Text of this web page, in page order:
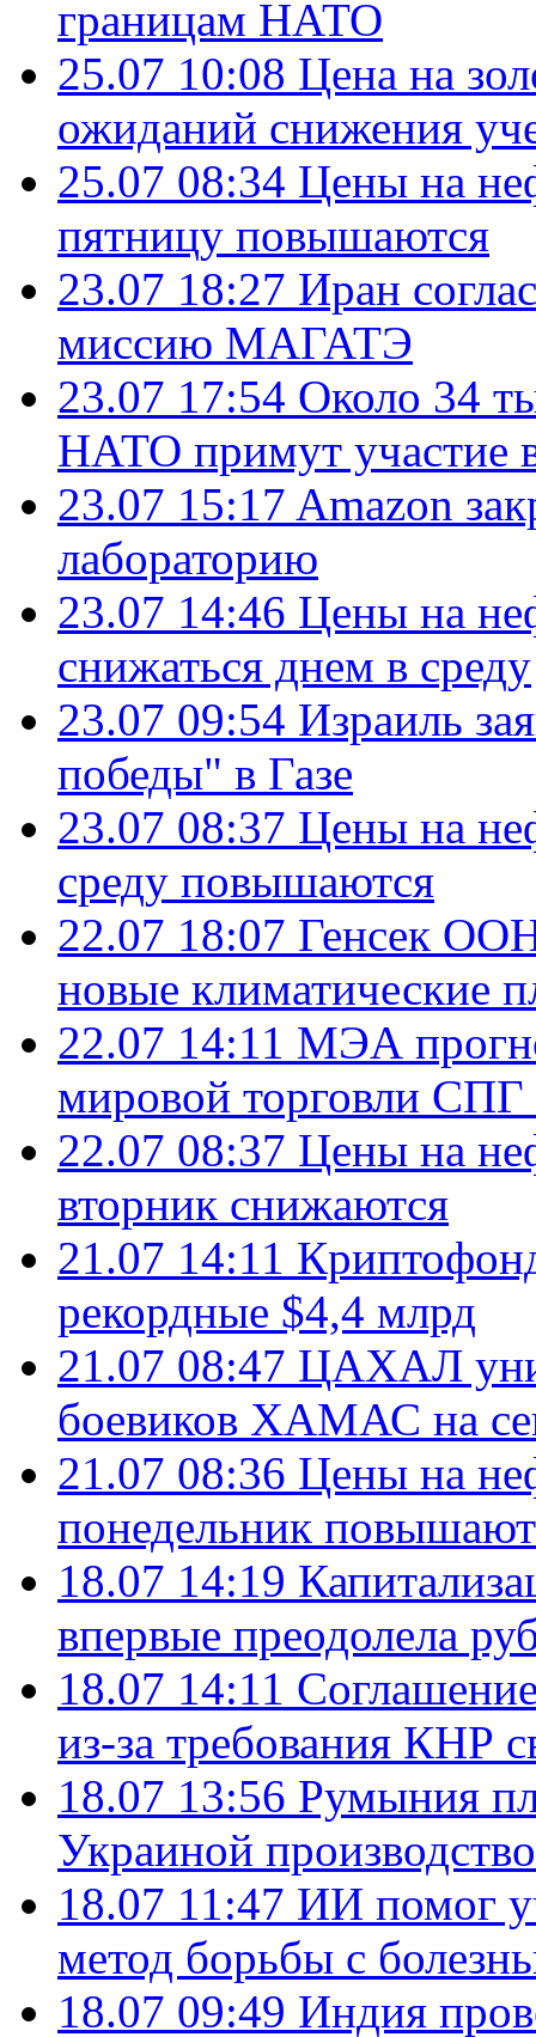
границам НАТО
25.07 10:08 Цена на
ожиданий снижения
25.07 08:34 Цены на
пятницу повышаются
23.07 18:27 Иран
миссию МАГАТЭ
23.07 17:54 Около 34
НАТО примут участие
23.07 15:17 Amazon
лабораторию
23.07 14:46 Цены на
снижаться днем в среду
23.07 09:54 Израиль
победы" в Газе
23.07 08:37 Цены на
среду повышаются
22.07 18:07 Генсек ООН
новые климатические
22.07 14:11 МЭА
мировой торговли СПГ
22.07 08:37 Цены на
вторник снижаются
21.07 14:11
рекордные $4,4 млрд
21.07 08:47 ЦАХАЛ
боевиков ХАМАС на
21.07 08:36 Цены на
понедельник
18.07 14:19
впервые преодолела
18.07 14:11
из-за требования КНР
18.07 13:56 Румыния
Украиной
18.07 11:47 ИИ помог
метод борьбы с
18.07 09:49 Индия